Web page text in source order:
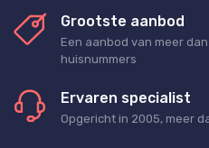
Grootste aanbod
Een aanbod van meer
huisnummers
Ervaren specialist
Opgericht in 2005, meer